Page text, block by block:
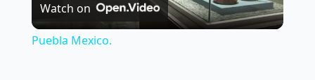
Video
Watch on
Puebla Mexico.